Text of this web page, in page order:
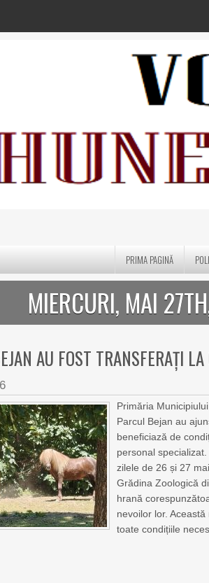
PRIMA PAGINĂ
MIERCURI, MAI
AU FOST TRANSFERAȚI
Primăria
Parcul Bejan au
beneficiază de
personal
zilele de 26 și 27
Grădina Zoologică
hrană
nevoilor lor.
toate condițiile